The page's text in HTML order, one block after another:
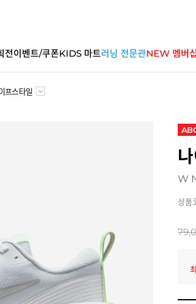
전이벤트/쿠폰KIDS 마트러닝 전문관NEW 멤버십
프스타일
W
상품